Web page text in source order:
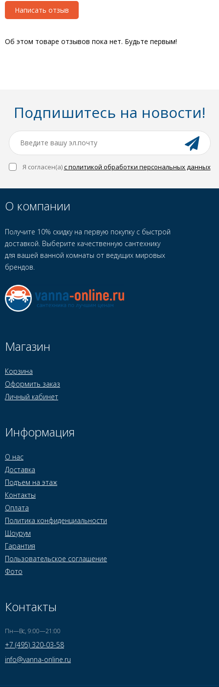
Написать отзыв
Об этом товаре отзывов пока нет. Будьте первым!
Подпишитесь на новости!
Я согласен(a)с политикой обработки персональных данных
О компании
Получите 10% скидку на первую покупку с быстрой
доставкой. Выберите качественную сантехнику
для вашей ванной комнаты от ведущих мировых
брендов.
Магазин
Корзина
Оформить заказ
Личный кабинет
Информация
О нас
Доставка
Подъем на этаж
Контакты
Оплата
Политика конфиденциальности
Шоурум
Гарантия
Пользовательское соглашение
Фото
Контакты
Пн—Вс, 9:00—21:00
+7 (495) 320-03-58
info@vanna-online.ru